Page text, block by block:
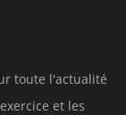
toute l'actualité
et les